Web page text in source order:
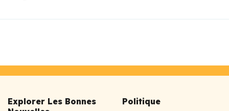
Explorer Les Bonnes
Politique